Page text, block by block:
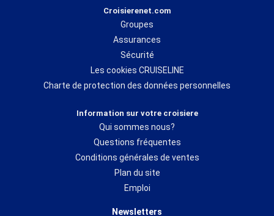
Croisierenet.com
Groupes
Assurances
Sécurité
Les cookies CRUISELINE
Charte de protection des données personnelles
Information sur votre croisiere
Qui sommes nous?
Questions fréquentes
Conditions générales de ventes
Plan du site
Emploi
Newsletters